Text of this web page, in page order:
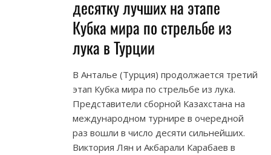
десятку лучших на этапе
Кубка мира по стрельбе из
лука в Турции
В Анталье (Турция) продолжается третий
этап Кубка мира по стрельбе из лука.
Представители сборной Казахстана на
международном турнире в очередной
раз вошли в число десяти сильнейших.
Виктория Лян и Акбарали Карабаев в